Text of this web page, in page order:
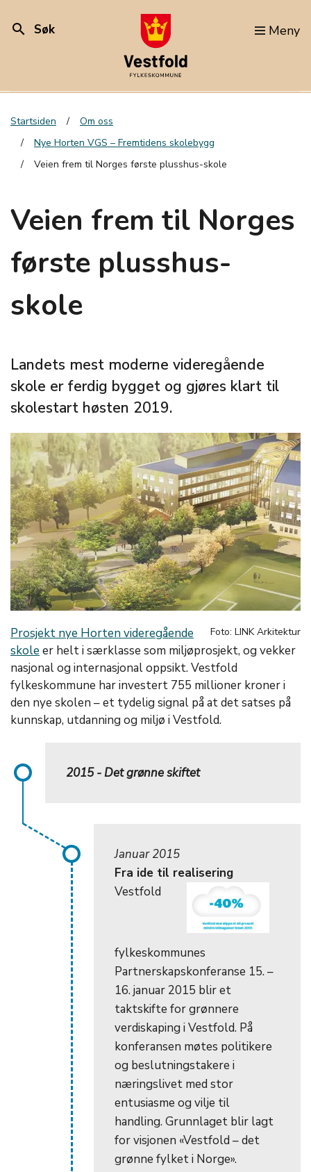
search Søk Meny
Startsiden
Om oss
Nye Horten VGS – Fremtidens skolebygg
Veien frem til Norges første plusshus-skole
Veien frem til Norges
første plusshus-
skole
Landets mest moderne videregående
skole er ferdig bygget og gjøres klart til
skolestart høsten 2019.
Foto: LINK Arkitektur
Prosjekt nye Horten videregående
skole er helt i særklasse som miljøprosjekt, og vekker
nasjonal og internasjonal oppsikt. Vestfold
fylkeskommune har investert 755 millioner kroner i
den nye skolen – et tydelig signal på at det satses på
kunnskap, utdanning og miljø i Vestfold.
2015 - Det grønne skiftet
Januar 2015
Fra ide til realisering
Vestfold
fylkeskommunes
Partnerskapskonferanse 15. –
16. januar 2015 blir et
taktskifte for grønnere
verdiskaping i Vestfold. På
konferansen møtes politikere
og beslutningstakere i
næringslivet med stor
entusiasme og vilje til
handling. Grunnlaget blir lagt
for visjonen «Vestfold – det
grønne fylket i Norge».